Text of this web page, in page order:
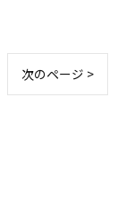
次のページ >